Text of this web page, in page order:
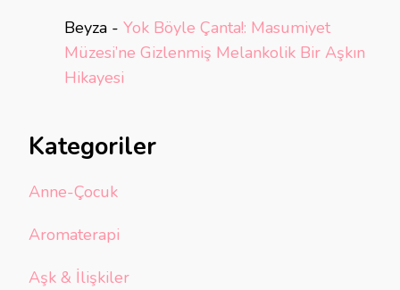
Beyza - Yok Böyle Çanta!: Masumiyet
Müzesi’ne Gizlenmiş Melankolik Bir Aşkın
Hikayesi
Kategoriler
Anne-Çocuk
Aromaterapi
Aşk & İlişkiler